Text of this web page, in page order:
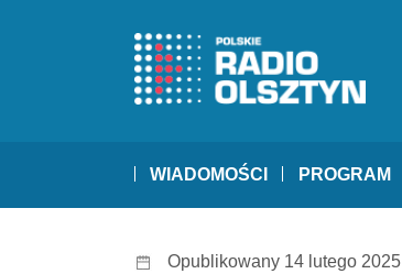
WIADOMOŚCI PROGRAM
Opublikowany 14 lutego 2025